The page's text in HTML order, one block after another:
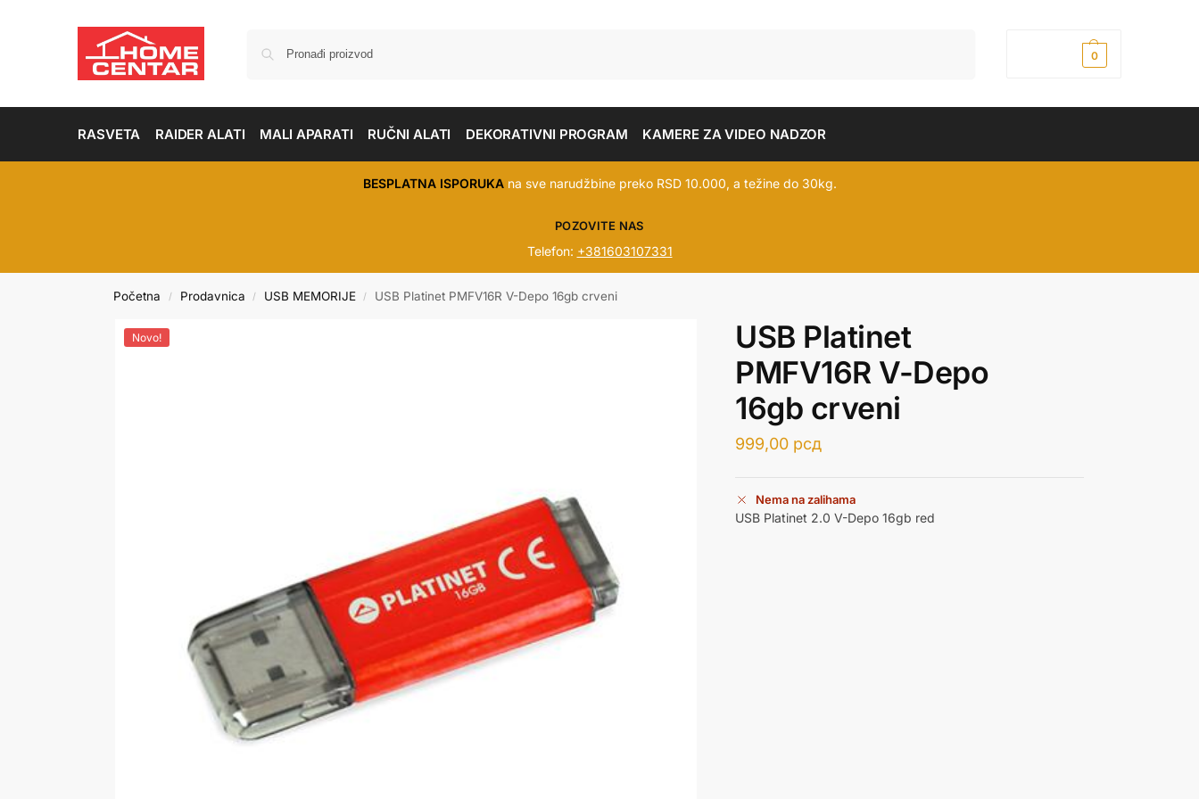
0
RASVETA RAIDER ALATI MALI APARATI RUČNI ALATI DEKORATIVNI PROGRAM KAMERE ZA VIDEO NADZOR
BESPLATNA ISPORUKAna sve narudžbine preko RSD 10.000, a težine do 30kg.
POZOVITE NAS
Telefon: +381603107331
Početna / Prodavnica / USB MEMORIJE / USB Platinet PMFV16R V-Depo 16gb crveni
Novo!
USB Platinet
PMFV16R V-Depo
16gb crveni
999,00 рсд
Nema na zalihama
USB Platinet 2.0 V-Depo 16gb red